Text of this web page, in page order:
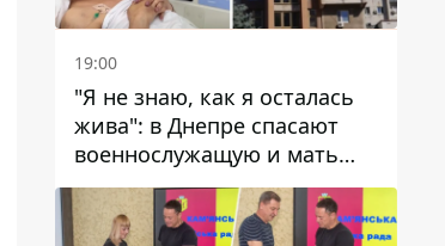
19:00
"Я не знаю, как я осталась
жива": в Днепре спасают
военнослужащую и мать
четверых детей, которую
ранил КАБ